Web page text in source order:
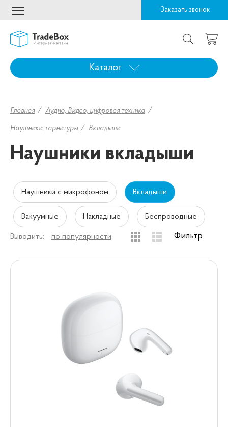
Заказать звонок
Каталог
Главная Аудио, Видео, цифровая техника
Наушники, гарнитуры Вкладыши
Наушники вкладыши
Наушники с микрофоном Вкладыши
Вакуумные Накладные Беспроводные
Выводить: по популярности Фильтр